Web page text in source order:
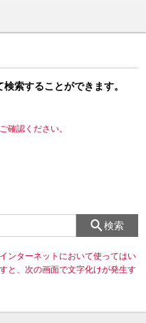
索することができます。
確認ください。
検索
ンターネットにおいて使ってはい
と、次の画面で文字化けが発生す